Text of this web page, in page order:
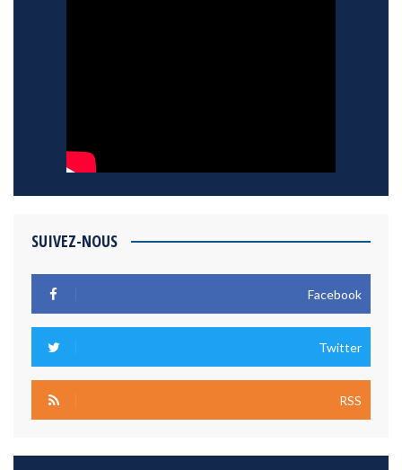
SUIVEZ-NOUS
Facebook
Twitter
RSS